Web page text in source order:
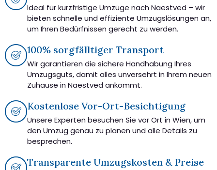
Ideal für kurzfristige Umzüge nach Naestved – wir
bieten schnelle und effiziente Umzugslösungen an,
um Ihren Bedürfnissen gerecht zu werden.
100% sorgfälltiger Transport
Wir garantieren die sichere Handhabung Ihres
Umzugsguts, damit alles unversehrt in Ihrem neuen
Zuhause in Naestved ankommt.
Kostenlose Vor-Ort-Besichtigung
Unsere Experten besuchen Sie vor Ort in Wien, um
den Umzug genau zu planen und alle Details zu
besprechen.
Transparente Umzugskosten & Preise